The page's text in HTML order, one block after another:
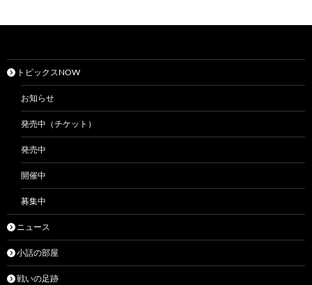
トピックスNOW
お知らせ
発売中（チケット）
発売中
開催中
募集中
ニュース
小話の部屋
戦いの足跡